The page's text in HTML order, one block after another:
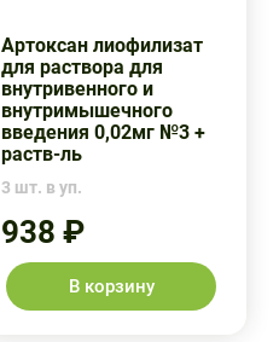
Артоксан лиофилизат
для раствора для
внутривенного и
внутримышечного
введения 0,02мг №3 +
раств-ль
3 шт. в уп.
938 ₽
В корзину